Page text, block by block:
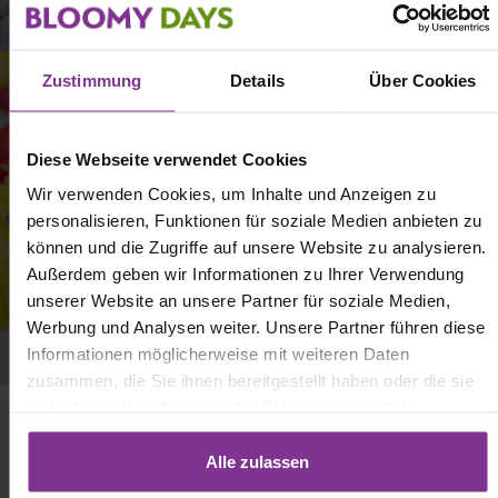
Zustimmung Details Über Cookies
Diese Webseite verwendet Cookies
Wir verwenden Cookies, um Inhalte und Anzeigen zu
personalisieren, Funktionen für soziale Medien anbieten zu
können und die Zugriffe auf unsere Website zu analysieren.
Außerdem geben wir Informationen zu Ihrer Verwendung
unserer Website an unsere Partner für soziale Medien,
Werbung und Analysen weiter. Unsere Partner führen diese
Informationen möglicherweise mit weiteren Daten
zusammen, die Sie ihnen bereitgestellt haben oder die sie
haben. Mit Klick auf „[Zustimmen / Alles akzeptieren / etc.]“
erteilen Sie Ihre Einwilligung auch in die Weitergabe über
Ihr Verhalten in unserem Shop an unseren Partner, die
Alle zulassen